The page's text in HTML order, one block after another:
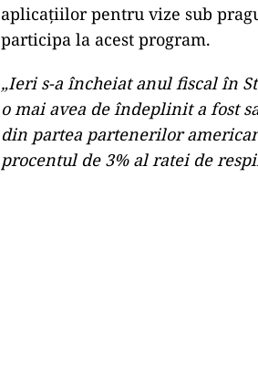
aplicațiilor pentru vize sub
participa la acest program.
„Ieri s-a încheiat anul fiscal în
o mai avea de îndeplinit a fost
din partea partenerilor
procentul de 3% al ratei de